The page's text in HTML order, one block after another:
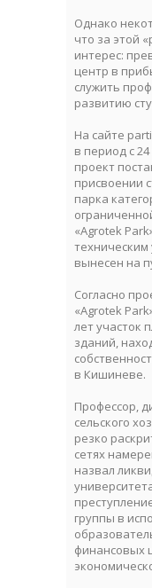
Однако
что за этой
интерес:
центр в
служить
развитию
На сайте
в период с
проект
присвоении
парка
«Agrotek
вынесен на
Согласно
«Agrotek
лет участок
зданий,
в Кишиневе.
Профессор,
сельского
резко
сетях
назвал
группы в
финансовых